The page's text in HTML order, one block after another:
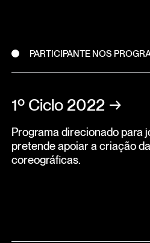
PARTICIPANTE NOS
1º Ciclo 2022 →
Programa direcionado para
pretende apoiar a criação
coreográficas.